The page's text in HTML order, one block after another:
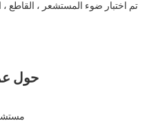
تم اختبار ضوء المستشعر ، القاطع
حول